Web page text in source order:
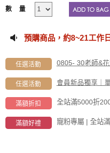
數量
預購商品，約8~21工作
任選活動 0805- 30老師&
任選活動 會員新品獨享｜
滿額折扣 全站滿5000折
滿額好禮 寵粉專屬 | 全站